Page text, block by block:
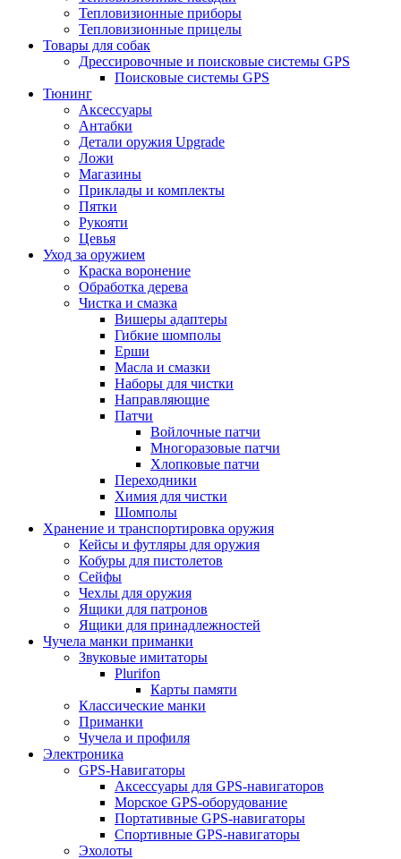
Тепловизионные приборы
Тепловизионные прицелы
Товары для собак
Дрессировочные и поисковые системы GPS
Поисковые системы GPS
Тюнинг
Аксессуары
Антабки
Детали оружия Upgrade
Ложи
Магазины
Приклады и комплекты
Пятки
Рукояти
Цевья
Уход за оружием
Краска воронение
Обработка дерева
Чистка и смазка
Вишеры адаптеры
Гибкие шомполы
Ерши
Масла и смазки
Наборы для чистки
Направляющие
Патчи
Войлочные патчи
Многоразовые патчи
Хлопковые патчи
Переходники
Химия для чистки
Шомполы
Хранение и транспортировка оружия
Кейсы и футляры для оружия
Кобуры для пистолетов
Сейфы
Чехлы для оружия
Ящики для патронов
Ящики для принадлежностей
Чучела манки приманки
Звуковые имитаторы
Plurifon
Карты памяти
Классические манки
Приманки
Чучела и профиля
Электроника
GPS-Навигаторы
Аксессуары для GPS-навигаторов
Морское GPS-оборудование
Портативные GPS-навигаторы
Спортивные GPS-навигаторы
Эхолоты